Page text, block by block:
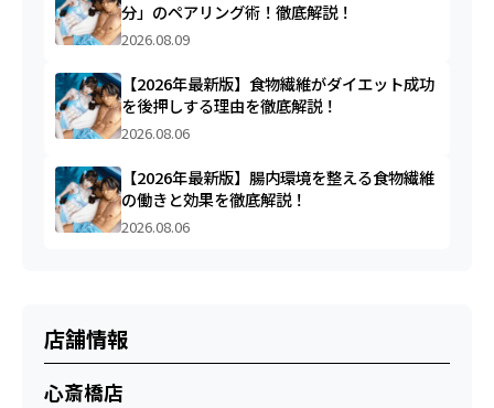
分」のペアリング術！徹底解説！
2026.08.09
【2026年最新版】食物繊維がダイエット成功
を後押しする理由を徹底解説！
2026.08.06
【2026年最新版】腸内環境を整える食物繊維
の働きと効果を徹底解説！
2026.08.06
店舗情報
心斎橋店